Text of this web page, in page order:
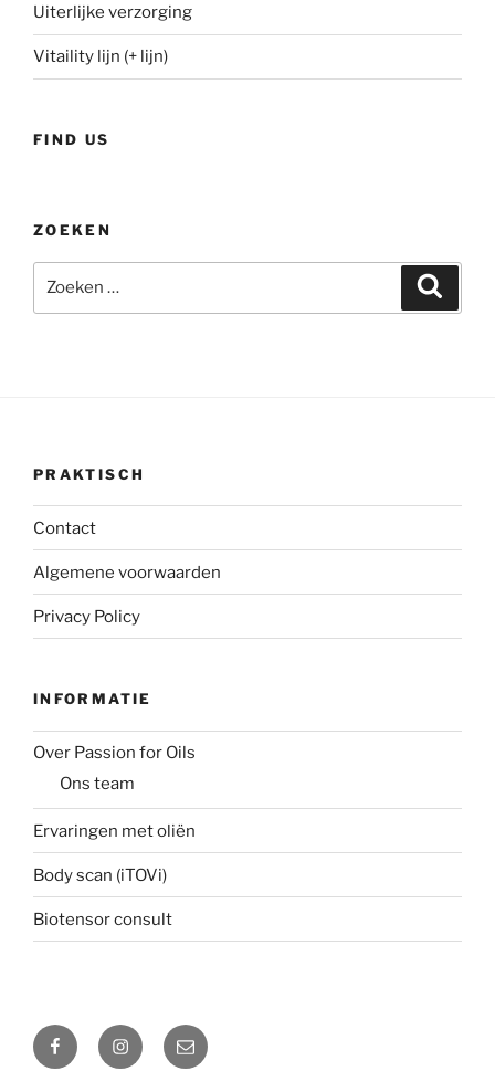
Uiterlijke verzorging
Vitaility lijn (+ lijn)
FIND US
ZOEKEN
naar:
PRAKTISCH
Contact
Algemene voorwaarden
Privacy Policy
INFORMATIE
Over Passion for Oils
Ons team
Ervaringen met oliën
Body scan (iTOVi)
Biotensor consult
FacebookInstagramEmail